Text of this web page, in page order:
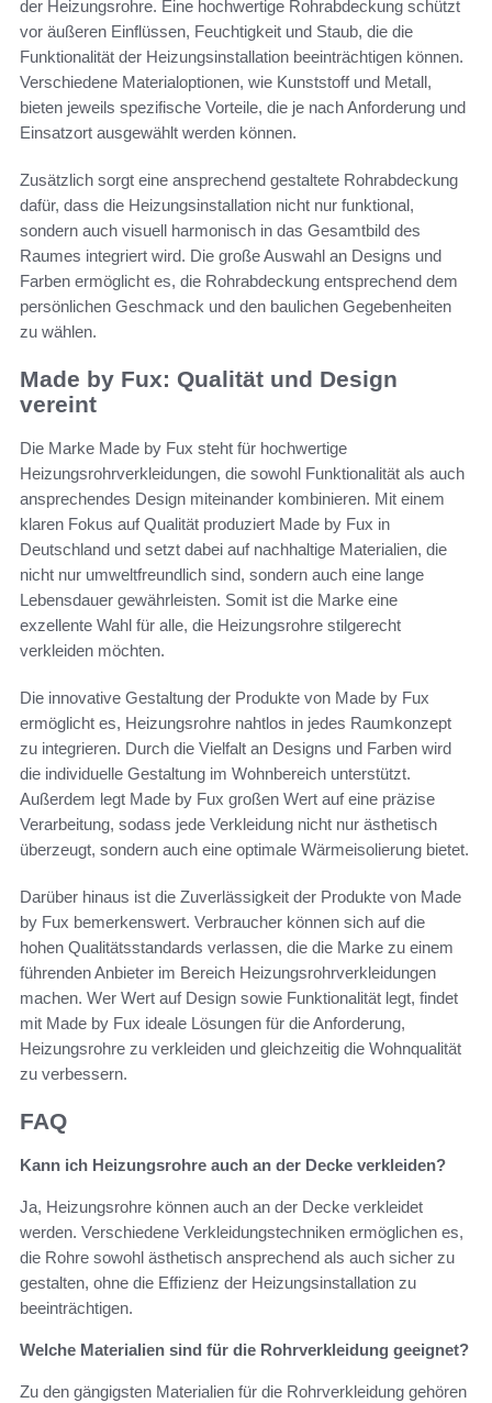
der Heizungsrohre. Eine hochwertige Rohrabdeckung schützt
vor äußeren Einflüssen, Feuchtigkeit und Staub, die die
Funktionalität der Heizungsinstallation beeinträchtigen können.
Verschiedene Materialoptionen, wie Kunststoff und Metall,
bieten jeweils spezifische Vorteile, die je nach Anforderung und
Einsatzort ausgewählt werden können.
Zusätzlich sorgt eine ansprechend gestaltete Rohrabdeckung
dafür, dass die Heizungsinstallation nicht nur funktional,
sondern auch visuell harmonisch in das Gesamtbild des
Raumes integriert wird. Die große Auswahl an Designs und
Farben ermöglicht es, die Rohrabdeckung entsprechend dem
persönlichen Geschmack und den baulichen Gegebenheiten
zu wählen.
Made by Fux: Qualität und Design
vereint
Die Marke Made by Fux steht für hochwertige
Heizungsrohrverkleidungen, die sowohl Funktionalität als auch
ansprechendes Design miteinander kombinieren. Mit einem
klaren Fokus auf Qualität produziert Made by Fux in
Deutschland und setzt dabei auf nachhaltige Materialien, die
nicht nur umweltfreundlich sind, sondern auch eine lange
Lebensdauer gewährleisten. Somit ist die Marke eine
exzellente Wahl für alle, die Heizungsrohre stilgerecht
verkleiden möchten.
Die innovative Gestaltung der Produkte von Made by Fux
ermöglicht es, Heizungsrohre nahtlos in jedes Raumkonzept
zu integrieren. Durch die Vielfalt an Designs und Farben wird
die individuelle Gestaltung im Wohnbereich unterstützt.
Außerdem legt Made by Fux großen Wert auf eine präzise
Verarbeitung, sodass jede Verkleidung nicht nur ästhetisch
überzeugt, sondern auch eine optimale Wärmeisolierung bietet.
Darüber hinaus ist die Zuverlässigkeit der Produkte von Made
by Fux bemerkenswert. Verbraucher können sich auf die
hohen Qualitätsstandards verlassen, die die Marke zu einem
führenden Anbieter im Bereich Heizungsrohrverkleidungen
machen. Wer Wert auf Design sowie Funktionalität legt, findet
mit Made by Fux ideale Lösungen für die Anforderung,
Heizungsrohre zu verkleiden und gleichzeitig die Wohnqualität
zu verbessern.
FAQ
Kann ich Heizungsrohre auch an der Decke verkleiden?
Ja, Heizungsrohre können auch an der Decke verkleidet
werden. Verschiedene Verkleidungstechniken ermöglichen es,
die Rohre sowohl ästhetisch ansprechend als auch sicher zu
gestalten, ohne die Effizienz der Heizungsinstallation zu
beeinträchtigen.
Welche Materialien sind für die Rohrverkleidung geeignet?
Zu den gängigsten Materialien für die Rohrverkleidung gehören